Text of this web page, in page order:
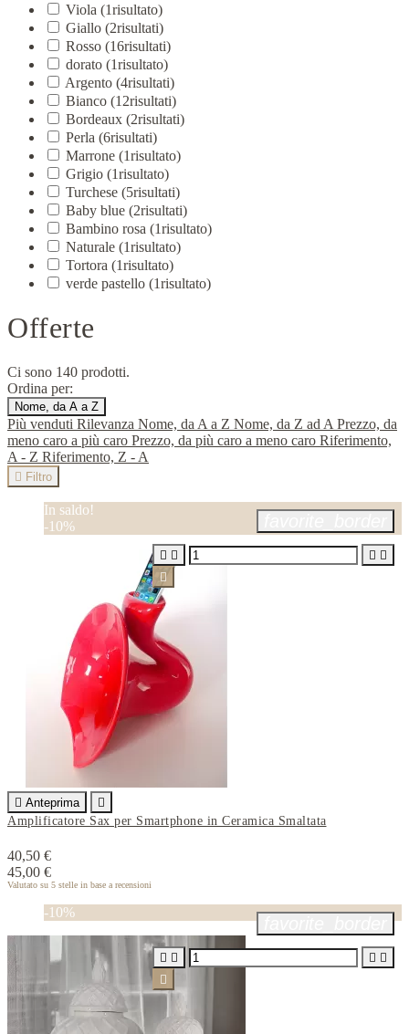
Viola (1risultato)
Giallo (2risultati)
Rosso (16risultati)
dorato (1risultato)
Argento (4risultati)
Bianco (12risultati)
Bordeaux (2risultati)
Perla (6risultati)
Marrone (1risultato)
Grigio (1risultato)
Turchese (5risultati)
Baby blue (2risultati)
Bambino rosa (1risultato)
Naturale (1risultato)
Tortora (1risultato)
verde pastello (1risultato)
Offerte
Ci sono 140 prodotti.
Ordina per:
Nome, da A a Z
Più venduti Rilevanza Nome, da A a Z Nome, da Z ad APrezzo, da
meno caro a più caro Prezzo, da più caro a meno caro Riferimento,
A - Z Riferimento, Z - A
 Filtro
In saldo!
-10%
 Anteprima

Amplificatore Sax per Smartphone in Ceramica Smaltata
40,50 €
45,00 €
Valutato su 5 stelle in base a recensioni
   

-10%
   
